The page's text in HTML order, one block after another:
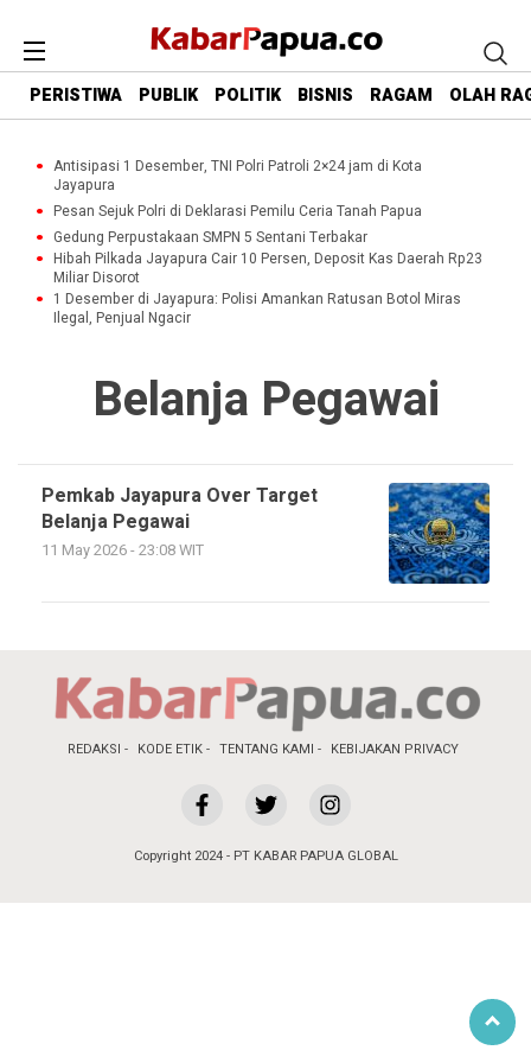
PERISTIWA PUBLIK POLITIK BISNIS RAGAM OLAH
Antisipasi 1 Desember, TNI Polri Patroli 2×24 jam di Kota
Jayapura
Pesan Sejuk Polri di Deklarasi Pemilu Ceria Tanah Papua
Gedung Perpustakaan SMPN 5 Sentani Terbakar
Hibah Pilkada Jayapura Cair 10 Persen, Deposit Kas Daerah Rp23
Miliar Disorot
1 Desember di Jayapura: Polisi Amankan Ratusan Botol Miras
Ilegal, Penjual Ngacir
Belanja Pegawai
Pemkab Jayapura Over Target
Belanja Pegawai
11 May 2026 - 23:08 WIT
REDAKSI KODE ETIK TENTANG KAMI KEBIJAKAN PRIVACY
Copyright 2024 - PT KABAR PAPUA GLOBAL